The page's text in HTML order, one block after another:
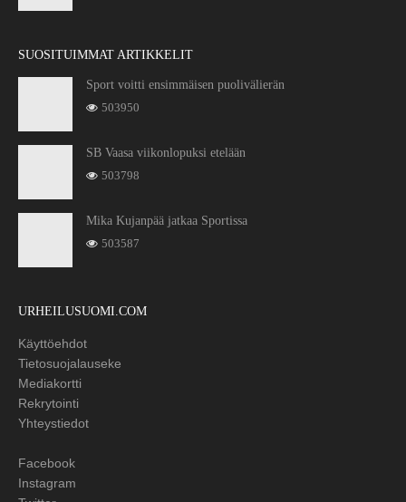
SUOSITUIMMAT ARTIKKELIT
Sport voitti ensimmäisen puolivälierän
503950
SB Vaasa viikonlopuksi etelään
503798
Mika Kujanpää jatkaa Sportissa
503587
URHEILUSUOMI.COM
Käyttöehdot
Tietosuojalauseke
Mediakortti
Rekrytointi
Yhteystiedot
Facebook
Instagram